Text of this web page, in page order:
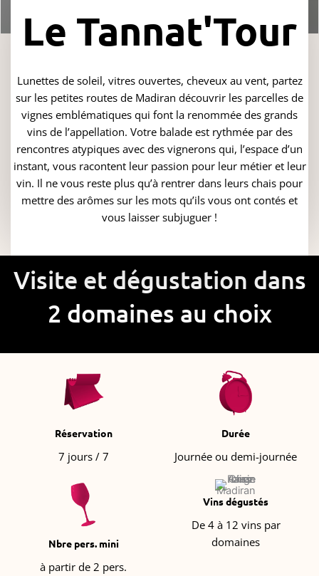
Le Tannat'Tour
Lunettes de soleil, vitres ouvertes, cheveux au vent, partez
sur les petites routes de Madiran découvrir les parcelles de
vignes emblématiques qui font la renommée des grands
vins de l’appellation. Votre balade est rythmée par des
rencontres atypiques avec des vignerons qui, l’espace d’un
instant, vous racontent leur passion pour leur métier et leur
vin. Il ne vous reste plus qu’à rentrer dans leurs chais pour
mettre des arômes sur les mots qu’ils vous ont contés et
vous laisser subjuguer !
Visite et dégustation dans
2 domaines au choix
Réservation
7 jours / 7
Durée
Journée ou demi-journée
Nbre pers. mini
à partir de 2 pers.
Vins dégustés
De 4 à 12 vins par
domaines